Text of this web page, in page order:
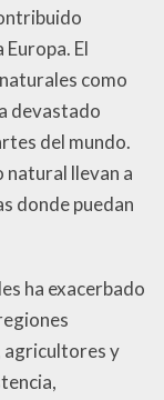
El
como
devastado
del mundo.
llevan a
donde puedan
ha exacerbado
agricultores y